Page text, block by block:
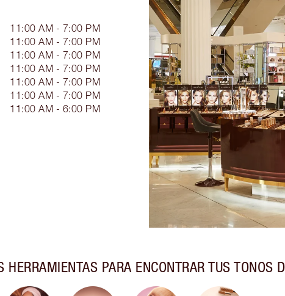
11:00 AM - 7:00 PM
11:00 AM - 7:00 PM
11:00 AM - 7:00 PM
11:00 AM - 7:00 PM
11:00 AM - 7:00 PM
11:00 AM - 7:00 PM
11:00 AM - 6:00 PM
HERRAMIENTAS PARA ENCONTRAR TUS TONOS